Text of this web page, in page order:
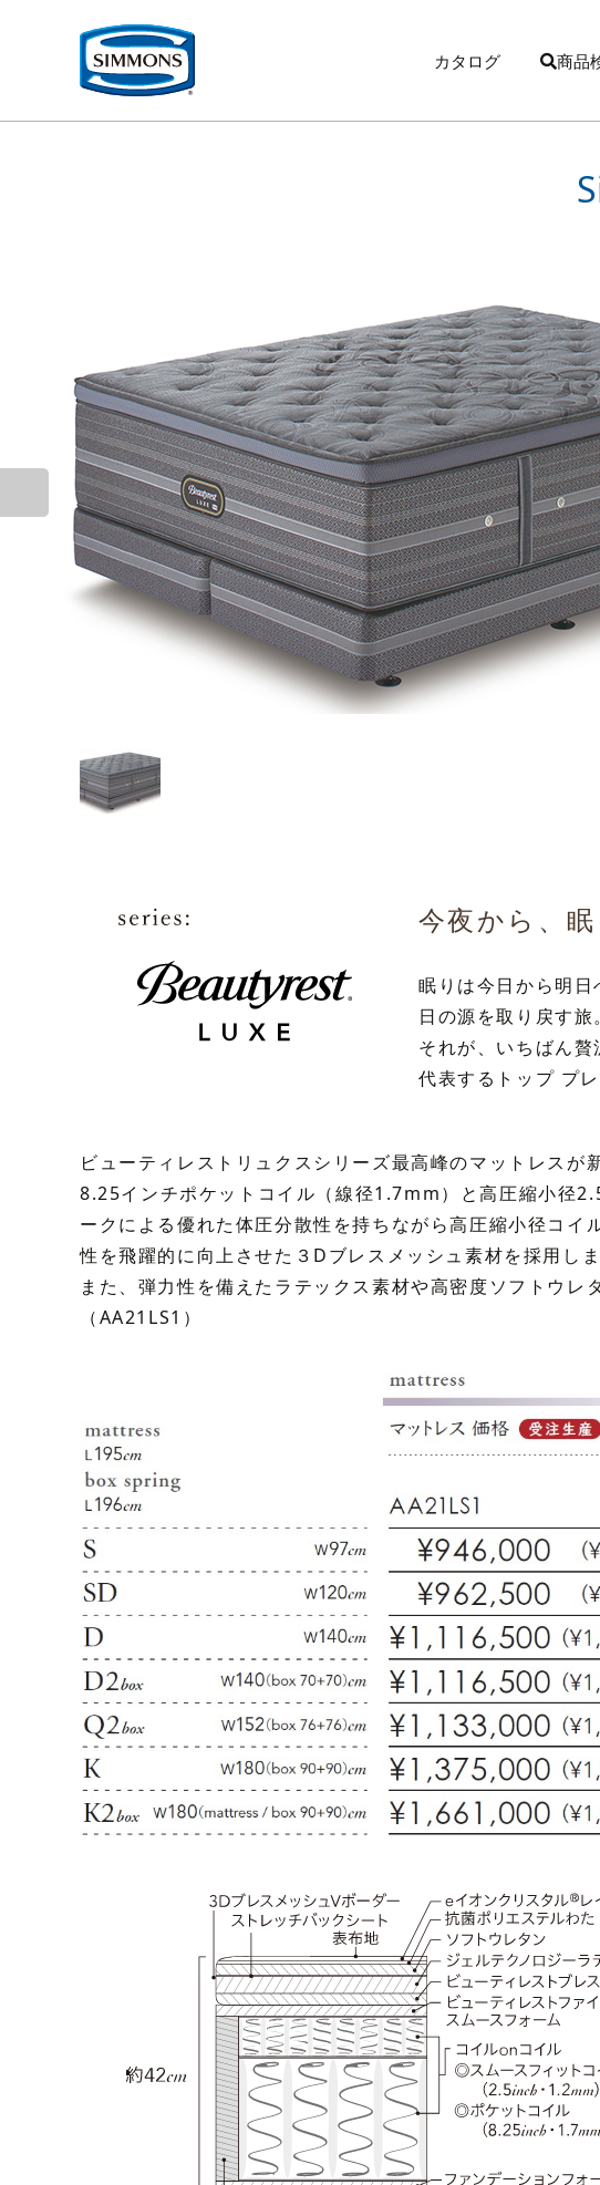
ン
テ
ン
ツ
カタログ
ベ
ッ
ド
リ
ク
ラ
イ
ニ
ン
ッ
ド
寝
装
品
リ
ビ
ン
グ
商品
ギ
ャ
ラ
リ
ー
＆
ー
ル
取
扱
店
舗
一
覧
ニ
ュ
ー
ス
リ
シ
モ
ン
ズ
の
最
上
の
眠
り
に
歴
史
ク
オ
リ
テ
ィ
ノ
企
業
情
報
生
産・
物
流
イ
ン
タ
ー
ョ
ナ
サ
イ
ト
の
用
に
お
問
い
合
今夜から、
眠りは今日から明
日の源を取り戻す旅。
それが、いちばん
代表するトップ プ
ビューティレストリュクスシリーズ最高峰のマットレスが
8.25インチポケットコイル（線径1.7mm）と高圧縮小径
ークによる優れた体圧分散性を持ちながら高圧縮小径コ
性を飛躍的に向上させた３Dブレスメッシュ素材を採用しま
また、弾力性を備えたラテックス素材や高密度ソフトウレ
（AA21LS1）